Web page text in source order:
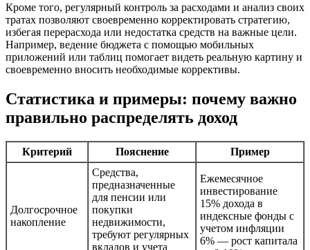
Кроме того, регулярный контроль за расходами и анализ своих
тратах позволяют своевременно корректировать стратегию,
избегая перерасхода или недостатка средств на важные цели.
Например, ведение бюджета с помощью мобильных
приложений или таблиц помогает видеть реальную картину и
своевременно вносить необходимые коррективы.
Статистика и примеры: почему важно
правильно распределять доход
Критерий Пояснение Пример
Долгосрочное
накопление
Средства,
предназначенные
для пенсии или
покупки
недвижимости,
требуют регулярных
вкладов и учета
Ежемесячное
инвестирование
15% дохода в
индексные фонды с
учетом инфляции
6% — рост капитала